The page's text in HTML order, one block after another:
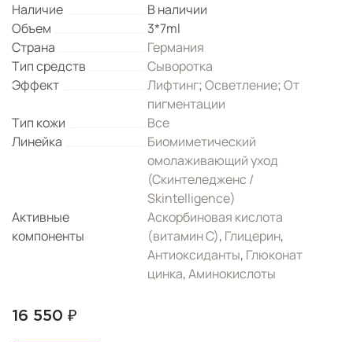
Наличие
В наличии
Объем
3*7ml
Страна
Германия
Тип средств
Сыворотка
Эффект
Лифтинг;Осветление;От
пигментации
Тип кожи
Все
Линейка
Биомиметический
омолаживающий уход
(Скинтеледженс /
Skintelligence)
Активные
компоненты
Аскорбиновая кислота
(витамин С), Глицерин,
Антиоксиданты, Глюконат
цинка,Аминокислоты
16 550 ₽